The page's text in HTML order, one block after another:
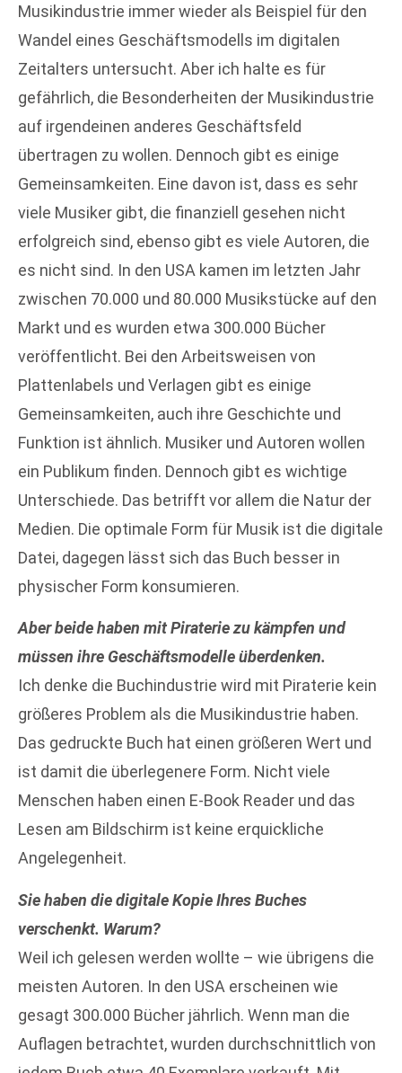
Musikindustrie immer wieder als Beispiel für den
Wandel eines Geschäftsmodells im digitalen
Zeitalters untersucht. Aber ich halte es für
gefährlich, die Besonderheiten der Musikindustrie
auf irgendeinen anderes Geschäftsfeld
übertragen zu wollen. Dennoch gibt es einige
Gemeinsamkeiten. Eine davon ist, dass es sehr
viele Musiker gibt, die finanziell gesehen nicht
erfolgreich sind, ebenso gibt es viele Autoren, die
es nicht sind. In den USA kamen im letzten Jahr
zwischen 70.000 und 80.000 Musikstücke auf den
Markt und es wurden etwa 300.000 Bücher
veröffentlicht. Bei den Arbeitsweisen von
Plattenlabels und Verlagen gibt es einige
Gemeinsamkeiten, auch ihre Geschichte und
Funktion ist ähnlich. Musiker und Autoren wollen
ein Publikum finden. Dennoch gibt es wichtige
Unterschiede. Das betrifft vor allem die Natur der
Medien. Die optimale Form für Musik ist die digitale
Datei, dagegen lässt sich das Buch besser in
physischer Form konsumieren.
Aber beide haben mit Piraterie zu kämpfen und
müssen ihre Geschäftsmodelle überdenken.
Ich denke die Buchindustrie wird mit Piraterie kein
größeres Problem als die Musikindustrie haben.
Das gedruckte Buch hat einen größeren Wert und
ist damit die überlegenere Form. Nicht viele
Menschen haben einen E-Book Reader und das
Lesen am Bildschirm ist keine erquickliche
Angelegenheit.
Sie haben die digitale Kopie Ihres Buches
verschenkt. Warum?
Weil ich gelesen werden wollte – wie übrigens die
meisten Autoren. In den USA erscheinen wie
gesagt 300.000 Bücher jährlich. Wenn man die
Auflagen betrachtet, wurden durchschnittlich von